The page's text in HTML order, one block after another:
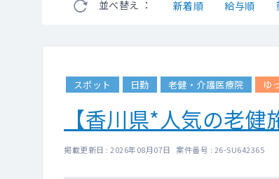
並べ替え ： 新着順 給与順
スポット 日勤 老健・介護医療院 ゆ
【香川県*人気の老
掲載更新日 : 2026年08月07日 案件番号 : 26-SU642365